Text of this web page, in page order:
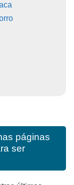
páginas
ser